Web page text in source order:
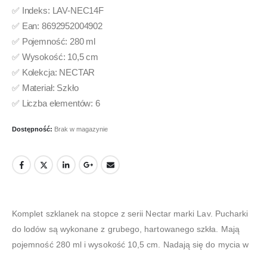
✅ Indeks: LAV-NEC14F
✅ Ean: 8692952004902
✅ Pojemność: 280 ml
✅ Wysokość: 10,5 cm
✅ Kolekcja: NECTAR
✅ Materiał: Szkło
✅ Liczba elementów: 6
Dostępność: Brak w magazynie
Komplet szklanek na stopce z serii Nectar marki Lav. Pucharki
do lodów są wykonane z grubego, hartowanego szkła. Mają
pojemność 280 ml i wysokość 10,5 cm. Nadają się do mycia w